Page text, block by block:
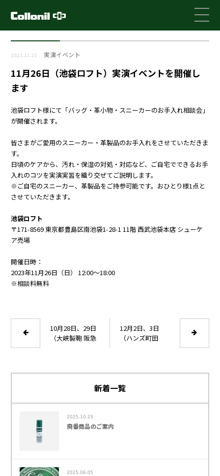
2023.11.21 実演イベント
11月26日（池袋ロフト）実演イベントを開催し
ます
池袋ロフト様にて「バッグ・革小物・スニーカーのお手入れ相談会」
が開催されます。
皆さまがご愛用のスニーカー・革製品のお手入れをさせていただきま
す。
日頃のケアから、汚れ・保湿の対処・対応など、ご自宅でできるお手
入れのコツを実演実習を織り交ぜてご説明します。
※ご自宅のスニーカー、革製品をご持参可能です。おひとり様1点と
させていただきます。
池袋ロフト
〒171-8569 東京都豊島区南池袋1-28-1 11階 西武池袋本店 シューケ
ア売場
開催日時：
2023年11月26日（日） 12:00～18:00
※相談料無料
10月28日、29日
（大峡製鞄 阪急
12月2日、3日
（ハンズ町田
新着一覧
2025.10.29
廃番商品のご案内
2025.06.05